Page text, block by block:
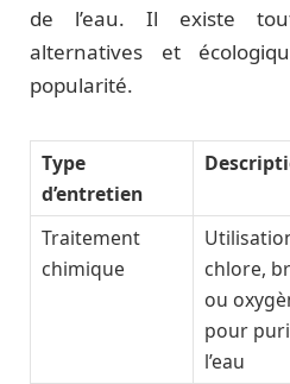
de l’eau. Il existe
alternatives et
popularité.
Type
d’entretien
Traitement
chimique
chlore,
ou
pour
l’eau